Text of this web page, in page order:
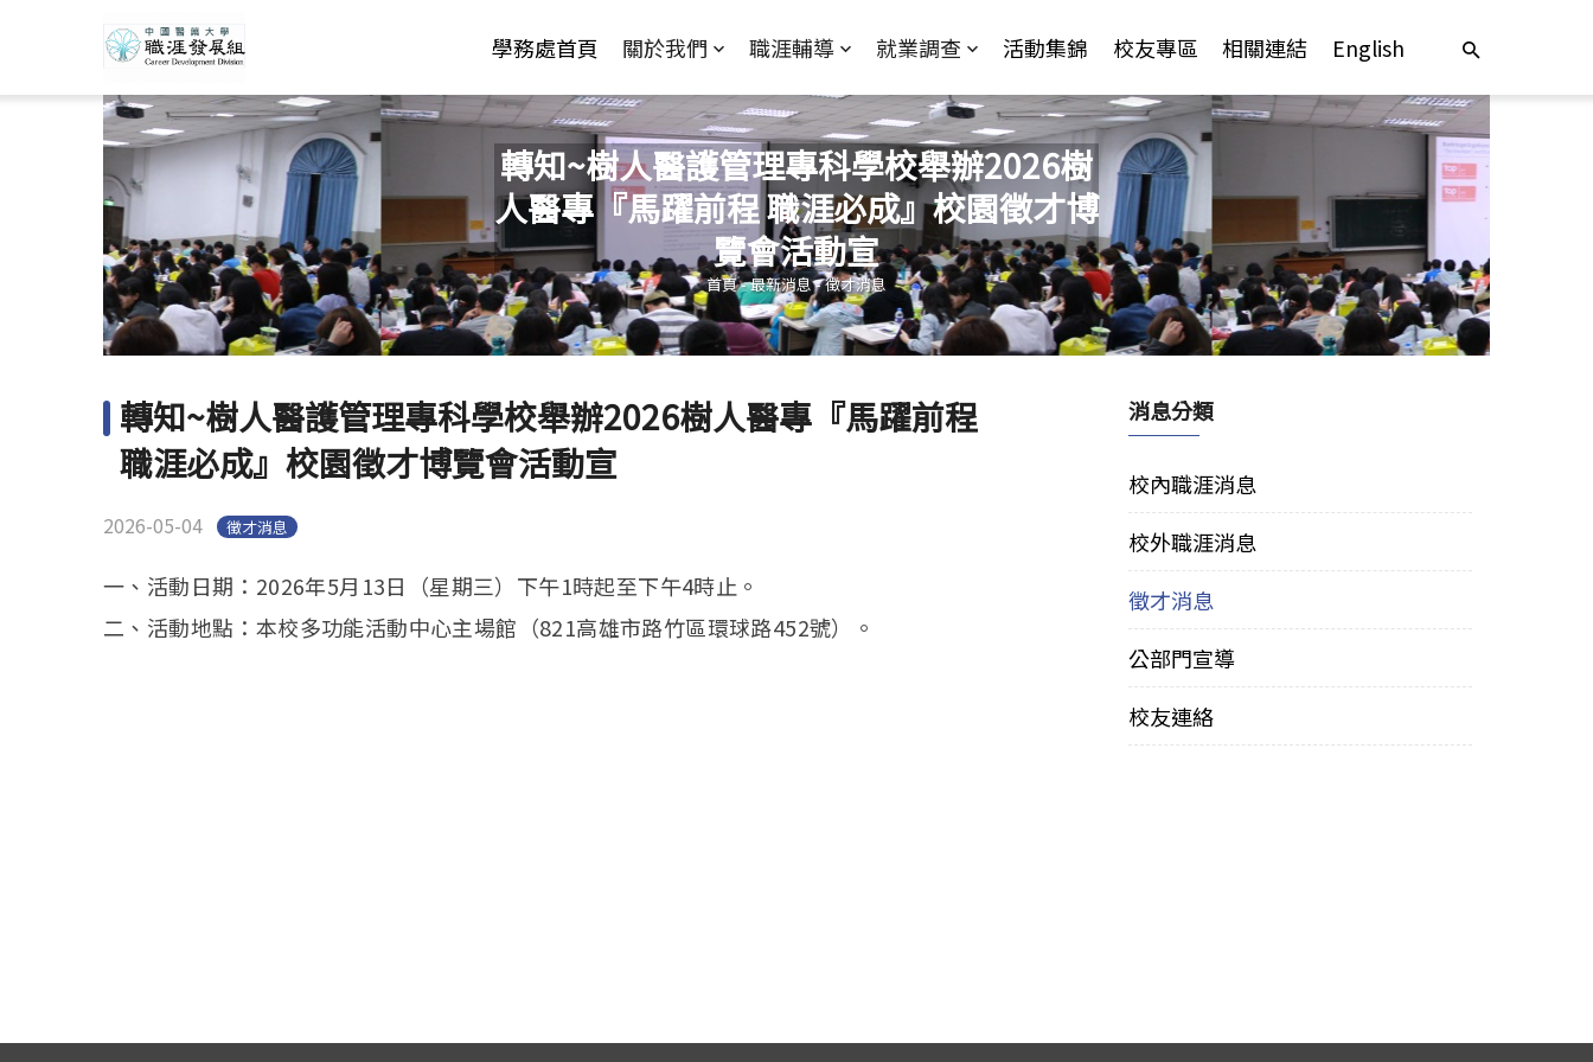
學務處首頁 關於我們 職涯輔導 就業調查 活動集錦 校友專區 相關連結 English
轉知~樹人醫護管理專科學校舉辦2026樹
人醫專『馬躍前程 職涯必成』校園徵才博
覽會活動宣
您在這裡
首頁-最新消息-徵才消息
轉知~樹人醫護管理專科學校舉辦2026樹人醫專『馬躍前程
職涯必成』校園徵才博覽會活動宣
2026-05-04 徵才消息
一、活動日期：2026年5月13日（星期三）下午1時起至下午4時止。
二、活動地點：本校多功能活動中心主場館（821高雄市路竹區環球路452號）。
消息分類
校內職涯消息
校外職涯消息
徵才消息
公部門宣導
校友連絡